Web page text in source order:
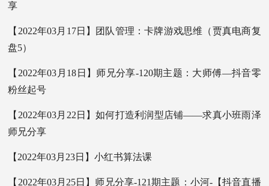
享
【2022年03月17日】团队管理：卡牌游戏思维（贾真电商复
盘5）
【2022年03月18日】师兄分享-120期主题：大师傅—抖音零
粉丝起号
【2022年03月22日】如何打造利润型店铺——求真小班雨泽
师兄分享
【2022年03月23日】小红书算法课
【2022年03月25日】师兄分享-121期主题：小河-【抖音直播